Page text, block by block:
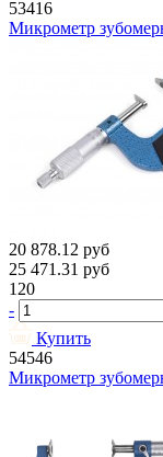
53416
Микрометр
20 878.12 руб
25 471.31 руб
120
-
Купить
54546
Микрометр